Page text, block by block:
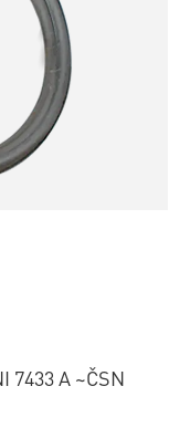
7433 A ~ČSN